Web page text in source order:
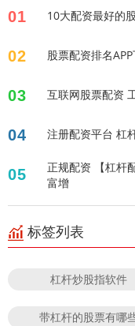
01 10大配资最好的
02 股票配资排名
03 互联网股票配资
04 注册配资平台 杠
05
正规配资 【杠杆
富增
标签列表
杠杆炒股指软件
带杠杆的股票有哪